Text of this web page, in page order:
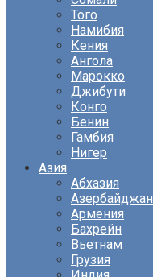
Того
Намибия
Кения
Ангола
Марокко
Джибути
Конго
Бенин
Гамбия
Нигер
Азия
Абхазия
Азербайджан
Армения
Бахрейн
Вьетнам
Грузия